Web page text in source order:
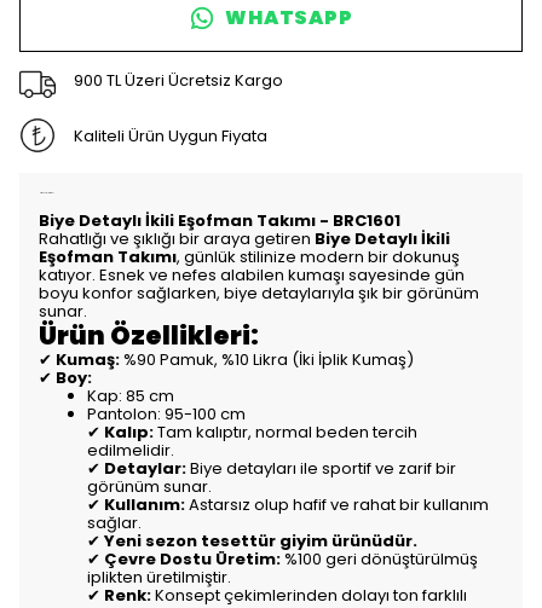
WHATSAPP
900 TL Üzeri Ücretsiz Kargo
Kaliteli Ürün Uygun Fiyata
Biye Detaylı İkili Eşofman Takımı - BRC1601
Rahatlığı ve şıklığı bir araya getiren Biye Detaylı İkili
Eşofman Takımı, günlük stilinize modern bir dokunuş
katıyor. Esnek ve nefes alabilen kumaşı sayesinde gün
boyu konfor sağlarken, biye detaylarıyla şık bir görünüm
sunar.
Ürün Özellikleri:
✔ Kumaş:%90 Pamuk, %10 Likra (İki İplik Kumaş)
✔ Boy:
Kap: 85 cm
Pantolon: 95-100 cm
✔ Kalıp:Tam kalıptır, normal beden tercih
edilmelidir.
✔ Detaylar:Biye detayları ile sportif ve zarif bir
görünüm sunar.
✔ Kullanım:Astarsız olup hafif ve rahat bir kullanım
sağlar.
✔ Yeni sezon tesettür giyim ürünüdür.
✔ Çevre Dostu Üretim:%100 geri dönüştürülmüş
iplikten üretilmiştir.
✔ Renk:Konsept çekimlerinden dolayı ton farklılı